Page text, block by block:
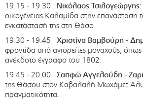
19.15 - 19.30 Νικόλαος Τσιλογεώργης:
οικογένειας Καλαμίδα στην επανάσταση
εγκατάστασή της στη Θάσο.
19.30 - 19.45 Χριστίνα Βαμβούρη -
φροντίδα από αγιορείτες μοναχούς,
ανέκδοτο έγγραφο του 1802.
19.45 - 20.00 Σαπφώ Αγγελούδη -
της Θάσου στον Καβαλαλή Μωχάμετ
πραγματικότητα.